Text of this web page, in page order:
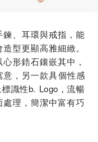
、耳環與戒指， 能
型更顯高雅細緻。
形鋯石鑲嵌其中，
，另一款具個性感
識性b. Logo，流暢
理， 簡潔中富有巧